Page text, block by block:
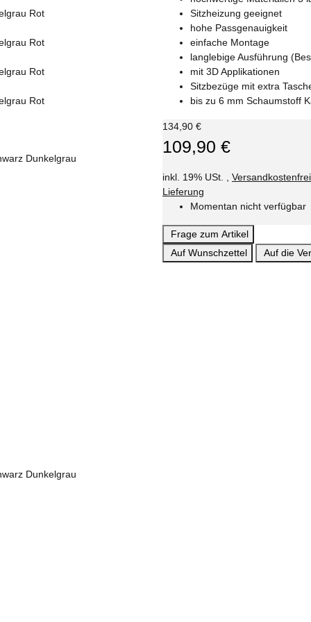
Sitzheizung geeignet
hohe Passgenauigkeit
einfache Montage
langlebige Ausführung
mit 3D Applikationen
Sitzbezüge mit extra
bis zu 6 mm Schaumstoff
134,90 €
109,90 €
inkl. 19% USt. ,
Lieferung
Momentan nicht verfügbar
Frage zum Artikel
Auf Wunschzettel
Auf die